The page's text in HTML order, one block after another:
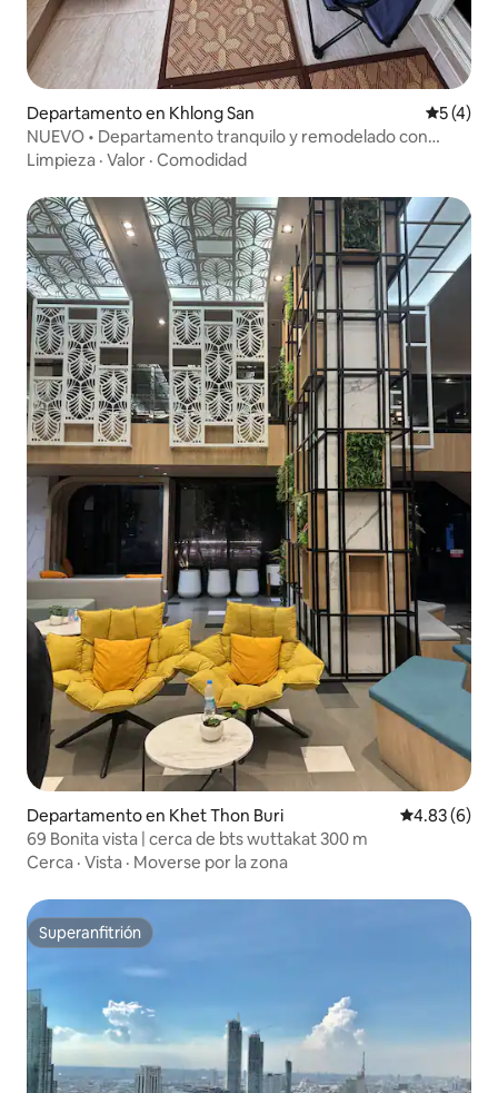
Departamento en Khlong San
5 (4)
NUEVO • Departamento tranquilo y remodelado con
piscina
Limpieza · Valor · Comodidad
Departamento en Khet Thon Buri Calificación
4.83 (6)
69 Bonita vista | cerca de bts wuttakat 300 m
Cerca · Vista · Moverse por la zona
Superanfitrión
Superanfitrión